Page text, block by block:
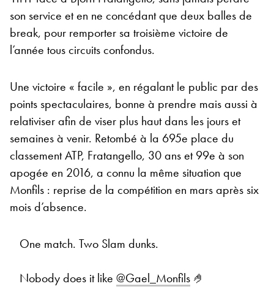
son service et en ne concédant que deux balles de
break, pour remporter sa troisième victoire de
l’année tous circuits confondus.
Une victoire « facile », en régalant le public par des
points spectaculaires, bonne à prendre mais aussi à
relativiser afin de viser plus haut dans les jours et
semaines à venir. Retombé à la 695e place du
classement ATP, Fratangello, 30 ans et 99e à son
apogée en 2016, a connu la même situation que
Monfils : reprise de la compétition en mars après six
mois d’absence.
One match. Two Slam dunks.
Nobody does it like @Gael_Monfils 🤌